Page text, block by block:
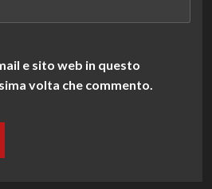
e sito web in questo
volta che commento.